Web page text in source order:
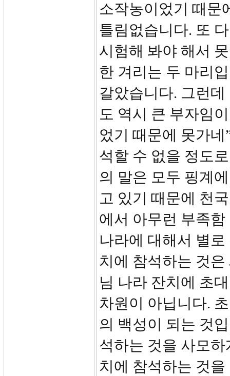
소작농이었기 때문
틀림없습니다. 또
시험해 봐야 해서
한 겨리는 두 마리
갈았습니다. 그런
도 역시 큰 부자임
었기 때문에 못가
석할 수 없을 정도
의 말은 모두 핑계
고 있기 때문에 천
에서 아무런 부족
나라에 대해서 별
치에 참석하는 것
님 나라 잔치에 초
차원이 아닙니다.
의 백성이 되는 것
석하는 것을 사모
치에 참석하는 것